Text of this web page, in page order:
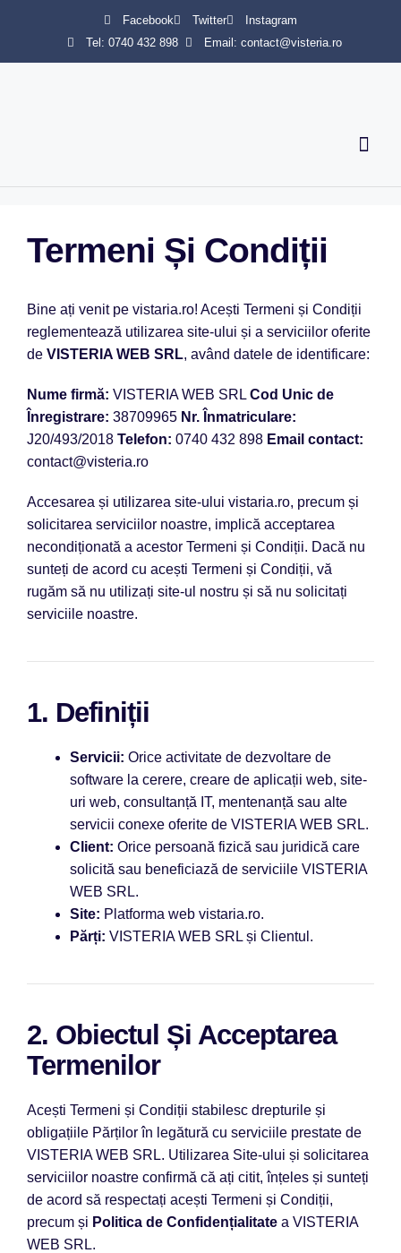
Facebook Twitter
Instagram
Tel: 0740 432 898
Email: contact@visteria.ro
Termeni Și Condiții
Bine ați venit pe vistaria.ro! Acești Termeni și Condiții
reglementează utilizarea site-ului și a serviciilor oferite
de VISTERIA WEB SRL, având datele de identificare:
Nume firmă: VISTERIA WEB SRL Cod Unic de
Înregistrare: 38709965 Nr. Înmatriculare:
J20/493/2018 Telefon: 0740 432 898 Email contact:
contact@visteria.ro
Accesarea și utilizarea site-ului vistaria.ro, precum și
solicitarea serviciilor noastre, implică acceptarea
necondiționată a acestor Termeni și Condiții. Dacă nu
sunteți de acord cu acești Termeni și Condiții, vă
rugăm să nu utilizați site-ul nostru și să nu solicitați
serviciile noastre.
1. Definiții
Servicii: Orice activitate de dezvoltare de
software la cerere, creare de aplicații web, site-
uri web, consultanță IT, mentenanță sau alte
servicii conexe oferite de VISTERIA WEB SRL.
Client: Orice persoană fizică sau juridică care
solicită sau beneficiază de serviciile VISTERIA
WEB SRL.
Site: Platforma web vistaria.ro.
Părți: VISTERIA WEB SRL și Clientul.
2. Obiectul Și Acceptarea
Termenilor
Acești Termeni și Condiții stabilesc drepturile și
obligațiile Părților în legătură cu serviciile prestate de
VISTERIA WEB SRL. Utilizarea Site-ului și solicitarea
serviciilor noastre confirmă că ați citit, înțeles și sunteți
de acord să respectați acești Termeni și Condiții,
precum și Politica de Confidențialitate a VISTERIA
WEB SRL.